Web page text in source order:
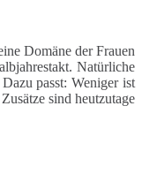
Domäne der Frauen
Natürliche
passt: Weniger ist
sind heutzutage